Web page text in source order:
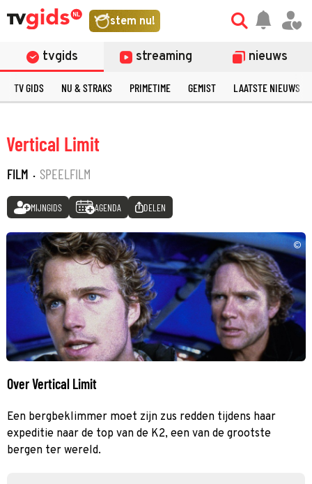
stem nu!
tvgids streaming nieuws
TV GIDS NU & STRAKS PRIMETIME GEMIST LAATSTE NIEUWS
Vertical Limit
FILM · SPEELFILM
MIJNGIDS AGENDA DELEN
©
Over Vertical Limit
Een bergbeklimmer moet zijn zus redden tijdens haar
expeditie naar de top van de K2, een van de grootste
bergen ter wereld.